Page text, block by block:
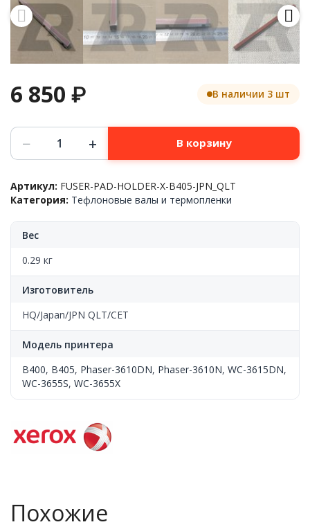
6 850 ₽ В наличии 3 шт
Количество
товара
Прижимная
фьюзера
в
XEROX™
B405/B400/WC-
3655,
− + В корзину
Артикул: FUSER-PAD-HOLDER-X-B405-JPN_QLT
Категория: Тефлоновые валы и термопленки
Вес
0.29 кг
Изготовитель
HQ/Japan/JPN QLT/CET
Модель принтера
B400, B405, Phaser-3610DN, Phaser-3610N, WC-3615DN,
WC-3655S, WC-3655X
Похожие